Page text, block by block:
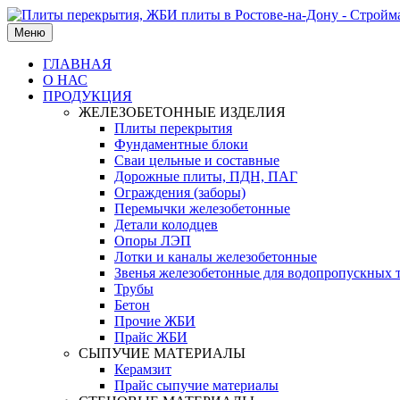
Меню
ГЛАВНАЯ
О НАС
ПРОДУКЦИЯ
ЖЕЛЕЗОБЕТОННЫЕ ИЗДЕЛИЯ
Плиты перекрытия
Фундаментные блоки
Сваи цельные и составные
Дорожные плиты, ПДН, ПАГ
Ограждения (заборы)
Перемычки железобетонные
Детали колодцев
Опоры ЛЭП
Лотки и каналы железобетонные
Звенья железобетонные для водопропускных
Трубы
Бетон
Прочие ЖБИ
Прайс ЖБИ
СЫПУЧИЕ МАТЕРИАЛЫ
Керамзит
Прайс сыпучие материалы